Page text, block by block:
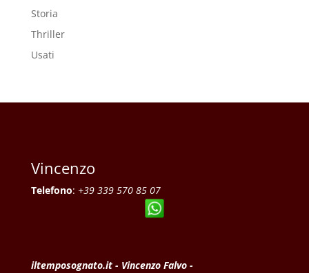
Storia
Thriller
Usati
Vincenzo
Telefono: +39 339 570 85 07
iltemposognato.it - Vincenzo Falvo -